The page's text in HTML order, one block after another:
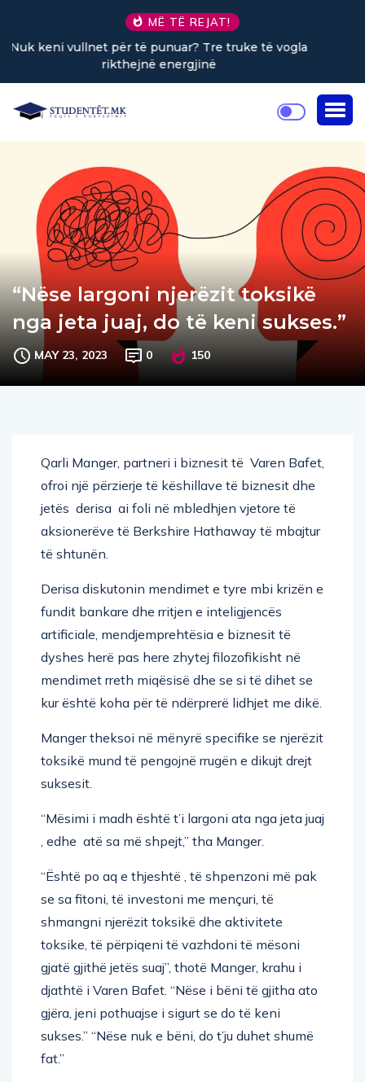
MË TË REJAT!
Sa kafe në ditë ndihmon në uljen e stresit?
“Nëse largoni njerëzit toksikë
nga jeta juaj, do të keni sukses.”
MAY 23, 2023 0 150
Qarli Manger, partneri i biznesit të Varen Bafet,
ofroi një përzierje të këshillave të biznesit dhe
jetës derisa ai foli në mbledhjen vjetore të
aksionerëve të Berkshire Hathaway të mbajtur
të shtunën.
Derisa diskutonin mendimet e tyre mbi krizën e
fundit bankare dhe rritjen e inteligjencës
artificiale, mendjemprehtësia e biznesit të
dyshes herë pas here zhytej filozofikisht në
mendimet rreth miqësisë dhe se si të dihet se
kur është koha për të ndërprerë lidhjet me dikë.
Manger theksoi në mënyrë specifike se njerëzit
toksikë mund të pengojnë rrugën e dikujt drejt
suksesit.
“Mësimi i madh është t’i largoni ata nga jeta juaj
, edhe atë sa më shpejt,” tha Manger.
“Është po aq e thjeshtë , të shpenzoni më pak
se sa fitoni, të investoni me mençuri, të
shmangni njerëzit toksikë dhe aktivitete
toksike, të përpiqeni të vazhdoni të mësoni
gjatë gjithë jetës suaj”, thotë Manger, krahu i
djathtë i Varen Bafet. “Nëse i bëni të gjitha ato
gjëra, jeni pothuajse i sigurt se do të keni
sukses.” “Nëse nuk e bëni, do t’ju duhet shumë
fat.”